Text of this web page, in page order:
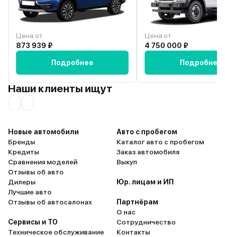
Цена от
873 939 ₽
Подробнее
Цена от
4 750 000 ₽
Подробнее
Наши клиенты ищут
Новые автомобили
Бренды
Кредиты
Сравнения моделей
Отзывы об авто
Дилеры
Лучшие авто
Отзывы об автосалонах
Сервисы и ТО
Техническое обслуживание
Авто с пробегом
Каталог авто с пробегом
Заказ автомобиля
Выкуп
Юр. лицам и ИП
Партнёрам
О нас
Сотрудничество
Контакты